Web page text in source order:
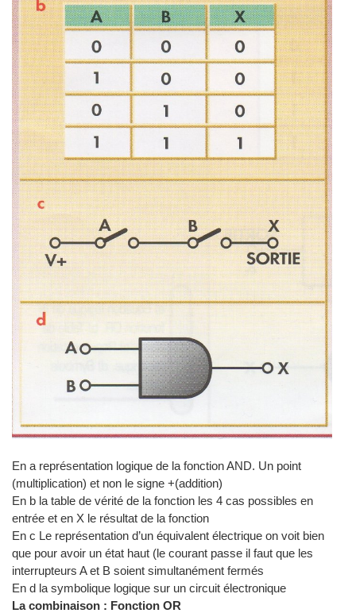
En a représentation logique de la fonction AND. Un point
(multiplication) et non le signe +(addition)
En b la table de vérité de la fonction les 4 cas possibles en
entrée et en X le résultat de la fonction
En c Le représentation d’un équivalent électrique on voit bien
que pour avoir un état haut (le courant passe il faut que les
interrupteurs A et B soient simultanément fermés
En d la symbolique logique sur un circuit électronique
La combinaison : Fonction OR